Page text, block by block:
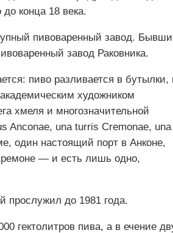
конца 18 века.
пивоваренный завод.
завод Раковника.
пиво разливается в бутылки,
художником
хмеля и многозначительной
Anconae, una turris Cremonae, una
один настоящий порт в Анконе,
— и есть лишь одно,
прослужил до 1981 года.
гектолитров пива, а в ечение